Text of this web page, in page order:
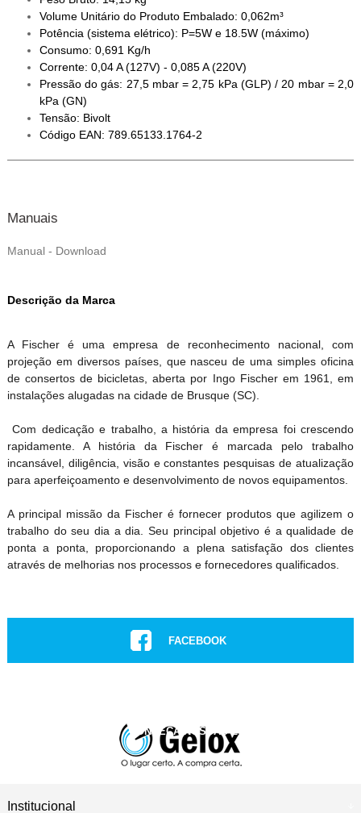
Volume Unitário do Produto Embalado: 0,062m³
Potência (sistema elétrico): P=5W e 18.5W (máximo)
Consumo: 0,691 Kg/h
Corrente: 0,04 A (127V) - 0,085 A (220V)
Pressão do gás: 27,5 mbar = 2,75 kPa (GLP) / 20 mbar = 2,0
kPa (GN)
Tensão: Bivolt
Código EAN: 789.65133.1764-2
Manuais
Manual - Download
Descrição da Marca
A Fischer é uma empresa de reconhecimento nacional, com
projeção em diversos países, que nasceu de uma simples oficina
de consertos de bicicletas, aberta por Ingo Fischer em 1961, em
instalações alugadas na cidade de Brusque (SC).
Com dedicação e trabalho, a história da empresa foi crescendo
rapidamente. A história da Fischer é marcada pelo trabalho
incansável, diligência, visão e constantes pesquisas de atualização
para aperfeiçoamento e desenvolvimento de novos equipamentos.
A principal missão da Fischer é fornecer produtos que agilizem o
trabalho do seu dia a dia. Seu principal objetivo é a qualidade de
ponta a ponta, proporcionando a plena satisfação dos clientes
através de melhorias nos processos e fornecedores qualificados.
FACEBOOK
CONHEÇA NOSSAS LOJAS
Institucional